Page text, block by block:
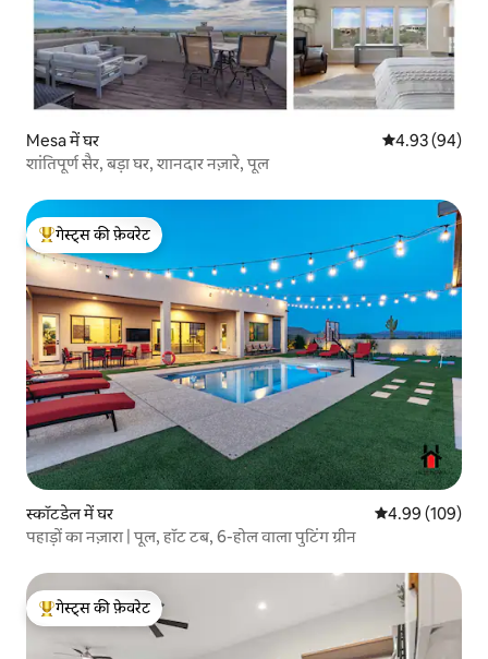
Mesa में घर औसत रेटिंग 5 में
4.93 (94)
शांतिपूर्ण सैर, बड़ा घर, शानदार नज़ारे, पूल
गेस्ट्स का टॉप फ़ेवरेट
गेस्ट्स की फ़ेवरेट
स्कॉटडेल में घर औसत रेटिंग 5 में से
4.99 (109)
पहाड़ों का नज़ारा | पूल, हॉट टब, 6-होल वाला पुटिंग ग्रीन
गेस्ट्स का टॉप फ़ेवरेट
गेस्ट्स की फ़ेवरेट